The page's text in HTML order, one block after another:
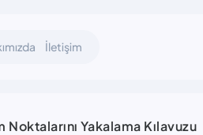
İletişim
Yakalama Kılavuzu